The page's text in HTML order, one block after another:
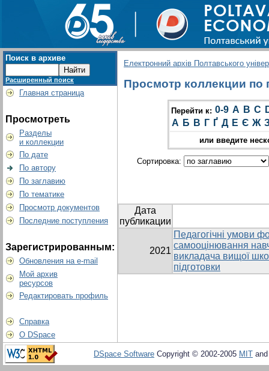
Поиск в архиве
Расширенный поиск
Главная страница
Просмотреть
Разделы
и коллекции
По дате
По автору
По заглавию
По тематике
Просмотр документов
Последние поступления
Зарегистрированным:
Обновления на e-mail
Мой архив
ресурсов
Редактировать профиль
Справка
О DSpace
Електронний архів Полтавського
Просмотр коллекции по
Перейти к: 0-9 A B C
А Б В Г Ґ Д Е Є Ж
или введите
Сортировка:
Дата
публикации
2021
Педагогічні умови
самооцінювання
викладача вищої
підготовки
DSpace Software Copyright © 2002-2005 MIT